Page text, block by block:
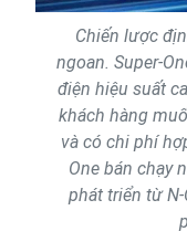
Chiến lược
ngoan. Super-
điện hiệu suất
khách hàng
và có chi phí
One bán chạy
phát triển từ